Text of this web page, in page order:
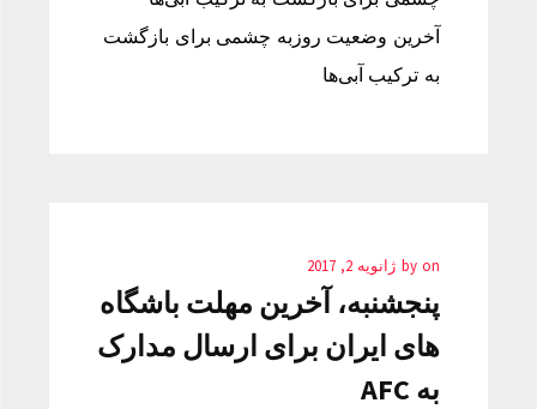
آخرین وضعیت روزبه چشمی برای بازگشت
به ترکیب آبی‌ها
by on ژانویه 2, 2017
پنجشنبه، آخرین مهلت باشگاه
های ایران برای ارسال مدارک
به AFC